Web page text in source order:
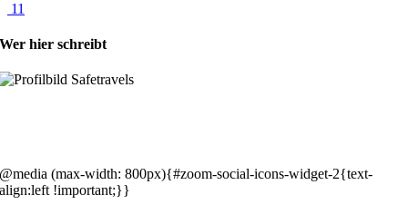
11
Wer hier schreibt
@media (max-width: 800px){#zoom-social-icons-widget-2{text-
align:left !important;}}